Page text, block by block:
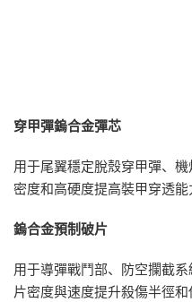
穿甲彈鎢合金彈芯
用于尾翼穩定脫殼穿甲彈、
密度和高硬度提高裝甲穿透能
鎢合金預制破片
用于導彈戰鬥部、防空攔截
片密度與速度提升殺傷半徑和